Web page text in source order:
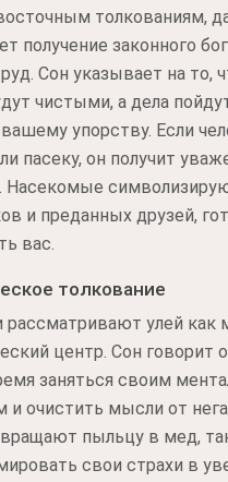
толкованиям,
получение законного
Сон указывает на то,
чистыми, а дела
вашему упорству. Если
пасеку, он получит
Насекомые
и преданных друзей,
вас.
толкование
рассматривают улей
центр. Сон говорит
заняться своим
и очистить мысли от
пыльцу в мед,
свои страхи в